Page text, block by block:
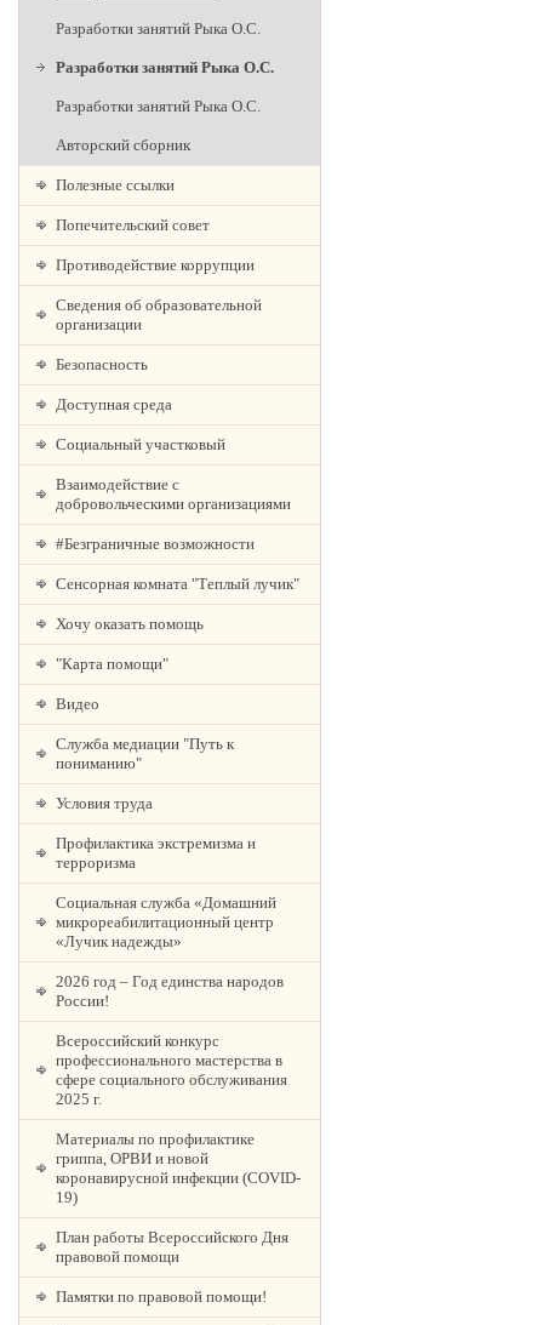
Разработки занятий Рыка О.С.
Разработки занятий Рыка О.С.
Разработки занятий Рыка О.С.
Авторский сборник
Полезные ссылки
Попечительский совет
Противодействие коррупции
Сведения об образовательной
организации
Безопасность
Доступная среда
Социальный участковый
Взаимодействие с
добровольческими организациями
#Безграничные возможности
Сенсорная комната "Теплый лучик"
Хочу оказать помощь
"Карта помощи"
Видео
Служба медиации "Путь к
пониманию"
Условия труда
Профилактика экстремизма и
терроризма
Социальная служба «Домашний
микрореабилитационный центр
«Лучик надежды»
2026 год – Год единства народов
России!
Всероссийский конкурс
профессионального мастерства в
сфере социального обслуживания
2025 г.
Материалы по профилактике
гриппа, ОРВИ и новой
коронавирусной инфекции (COVID-
19)
План работы Всероссийского Дня
правовой помощи
Памятки по правовой помощи!